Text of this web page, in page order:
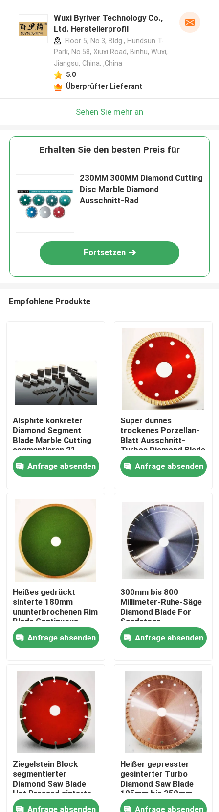
Haus
PRODUKTE
Videos
ÜBER US
Fabrik-Ausflug
Qualitätskontrolle
Treten Sie mit uns in Verbindung
Nachrichten
Fordern Sie ein Zitat
Diamant-Sägeblatt
Wuxi Byriver Technology Co.,
Ltd. Herstellerprofil
Floor 5, No.3, Bldg., Hundsun T-
Park, No.58, Xiuxi Road, Binhu, Wuxi,
Jiangsu, China. ,China
5.0
Überprüfter Lieferant
Sehen Sie mehr an
Erhalten Sie den besten Preis für
230MM 300MM Diamond Cutting
Disc Marble Diamond
Ausschnitt-Rad
Fortsetzen
Empfohlene Produkte
Alsphite konkreter
Diamond Segment
Blade Marble Cutting
segmentieren 21
300mm
Anfrage absenden
Super dünnes
trockenes Porzellan-
Blatt Ausschnitt-
Turbos Diamond Blade
115mm
Anfrage absenden
Heißes gedrückt
sinterte 180mm
ununterbrochenen Rim
Blade Continuous
Diamond Cutting
Anfrage absenden
300mm bis 800
Millimeter-Ruhe-Säge
Diamond Blade For
Sandstone
Anfrage absenden
Ziegelstein Block
segmentierter
Diamond Saw Blade
Hot Pressed sinterte
115mm 4.5in
Anfrage absenden
Heißer gepresster
gesinterter Turbo
Diamond Saw Blade
105mm bis 350mm
Anfrage absenden